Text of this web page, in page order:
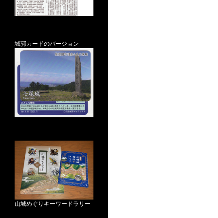
城郭カードのバージョン
山城めぐりキーワードラリー